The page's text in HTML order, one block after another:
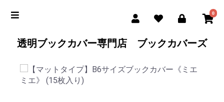
0
透明ブックカバー専門店 ブックカバーズ